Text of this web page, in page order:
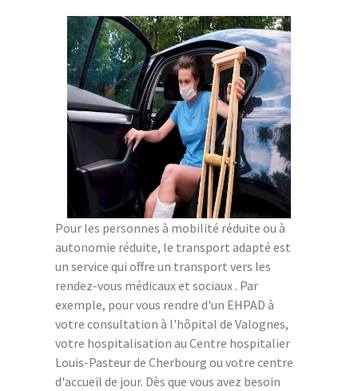
Pour les personnes à mobilité réduite ou à
autonomie réduite, le transport adapté est
un service qui offre un transport vers les
rendez-vous médicaux et sociaux . Par
exemple, pour vous rendre d'un EHPAD à
votre consultation à l'hôpital de Valognes,
votre hospitalisation au Centre hospitalier
Louis-Pasteur de Cherbourg ou votre centre
d'accueil de jour. Dès que vous avez besoin